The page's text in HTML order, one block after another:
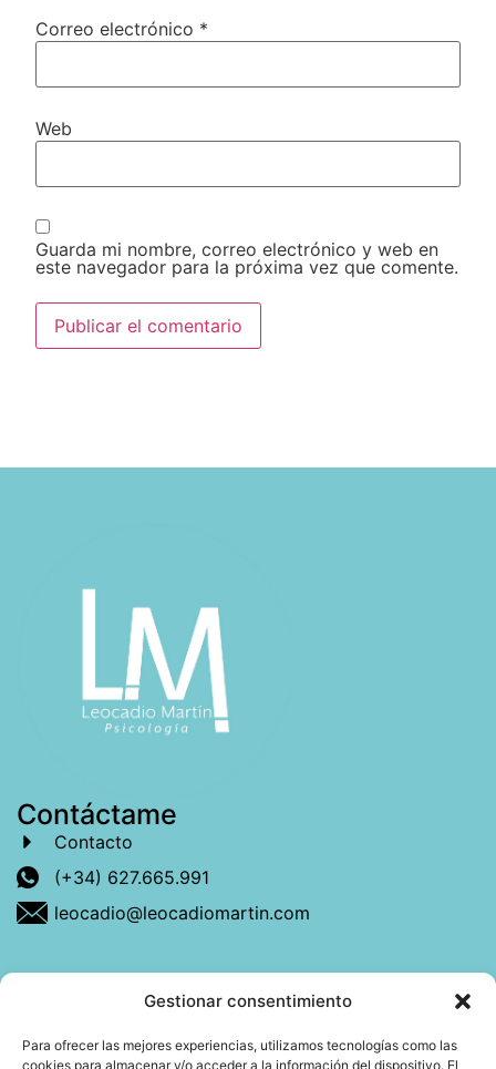
Gestionar consentimiento
Para ofrecer las mejores experiencias, utilizamos tecnologías como las
cookies para almacenar y/o acceder a la información del dispositivo. El
Correo electrónico *
Web
Guarda mi nombre, correo electrónico y web en
este navegador para la próxima vez que comente.
Contáctame
Contacto
(+34) 627.665.991
leocadio@leocadiomartin.com
Descubre más sobre mí